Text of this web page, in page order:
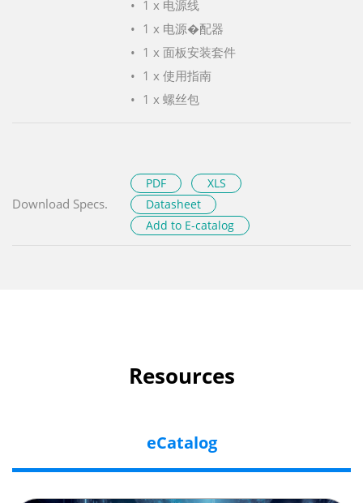
1 x 电源线
1 x 电源�配器
1 x 面板安装套件
1 x 使用指南
1 x 螺丝包
Download Specs.
PDF
XLS
Datasheet
Add to E-catalog
Resources
eCatalog